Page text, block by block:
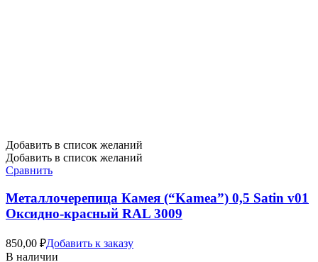
Добавить в список желаний
Добавить в список желаний
Сравнить
Металлочерепица Камея (“Kamea”) 0,5 Satin v01
Оксидно-красный RAL 3009
850,00 ₽Добавить к заказу
В наличии